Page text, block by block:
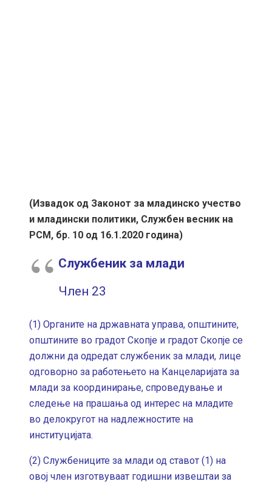
(Извадок од Законот за младинско учество
и младински политики, Службен весник на
РСМ, бр. 10 од 16.1.2020 година)
Службеник за млади
Член 23
(1) Органите на државната управа, општините,
општините во градот Скопје и градот Скопје се
должни да одредат службеник за млади, лице
одговорно за работењето на Канцеларијата за
млади за координирање, спроведување и
следење на прашања од интерес на младите
во делокругот на надлежностите на
институцијата.
(2) Службениците за млади од ставот (1) на
овој член изготвуваат годишни извештаи за